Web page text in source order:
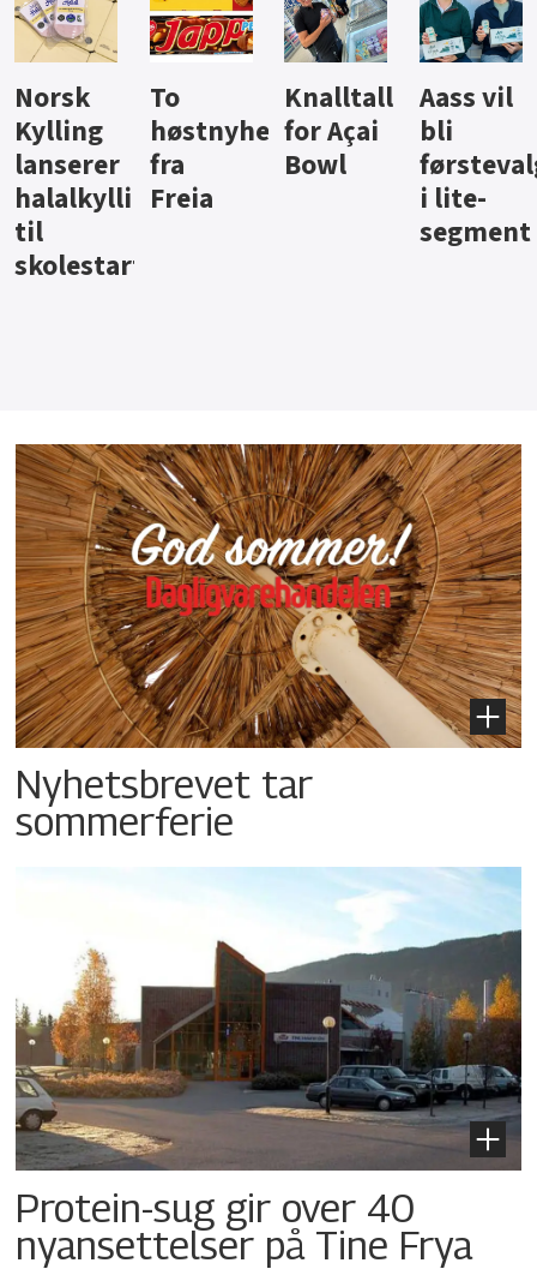
Knalltall
for Açai
Bowl
Aass vil
bli
førstevalg
i lite-
Brus og
jus fra
Berentsen
Hard
iste fra
Hansa
Nyhetsbrevet tar
sommerferie
Protein-sug gir over 40
nyansettelser på Tine Frya